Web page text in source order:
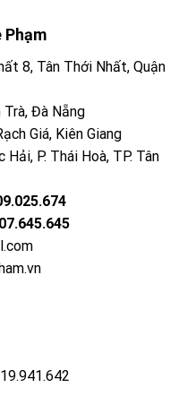
có hệ thống
cho đồ vào hay lấy
sấy Whirlpool 15kg
điểu khiểm dạng cơ
điện tử.
Phạm
8, Tân Thới Nhất, Quận
Trà, Đà Nẵng
Giá, Kiên Giang
P. Thái Hoà, TP. Tân